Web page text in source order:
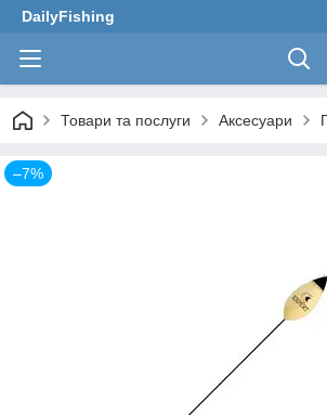
DailyFishing
Товари та послуги Аксесуари
–7%